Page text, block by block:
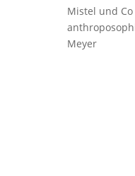
Mistel und
Meyer